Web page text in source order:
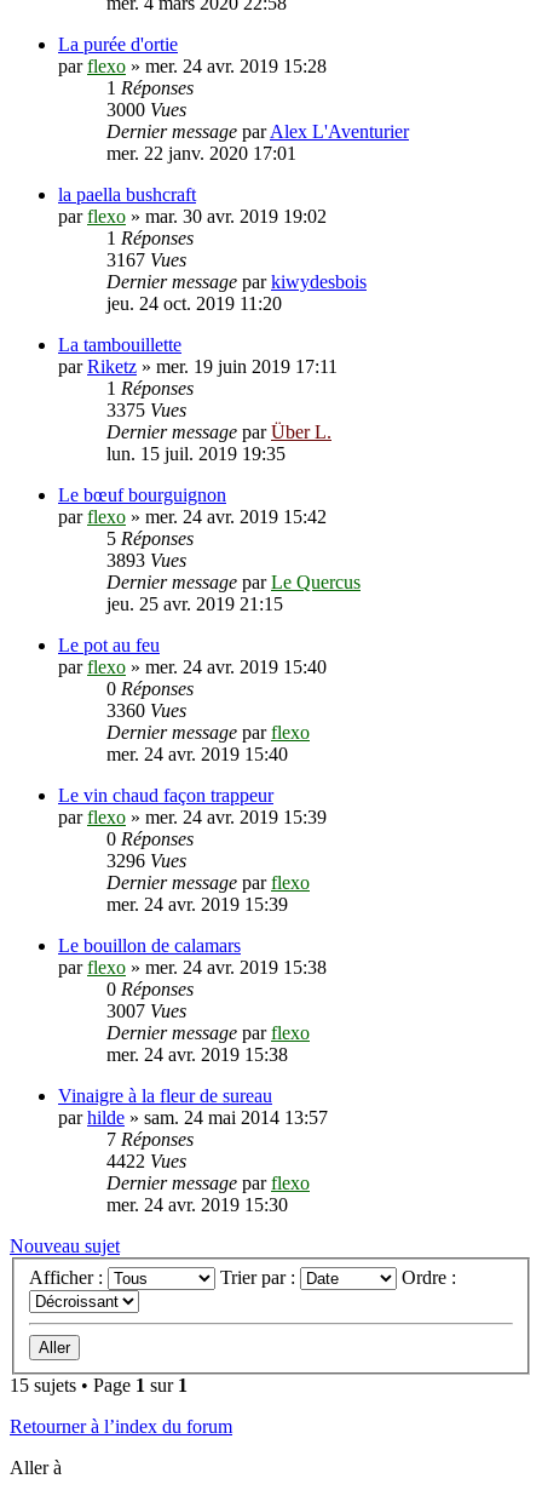
La purée d'ortie
parflexo » mer. 24 avr. 2019 15:28
1 Réponses
3000 Vues
Dernier message parAlex L'Aventurier
mer. 22 janv. 2020 17:01
la paella bushcraft
parflexo » mar. 30 avr. 2019 19:02
1 Réponses
3167 Vues
Dernier message parkiwydesbois
jeu. 24 oct. 2019 11:20
La tambouillette
parRiketz » mer. 19 juin 2019 17:11
1 Réponses
3375 Vues
Dernier message parÜber L.
lun. 15 juil. 2019 19:35
Le bœuf bourguignon
parflexo » mer. 24 avr. 2019 15:42
5 Réponses
3893 Vues
Dernier message parLe Quercus
jeu. 25 avr. 2019 21:15
Le pot au feu
parflexo » mer. 24 avr. 2019 15:40
0 Réponses
3360 Vues
Dernier message parflexo
mer. 24 avr. 2019 15:40
Le vin chaud façon trappeur
parflexo » mer. 24 avr. 2019 15:39
0 Réponses
3296 Vues
Dernier message parflexo
mer. 24 avr. 2019 15:39
Le bouillon de calamars
parflexo » mer. 24 avr. 2019 15:38
0 Réponses
3007 Vues
Dernier message parflexo
mer. 24 avr. 2019 15:38
Vinaigre à la fleur de sureau
parhilde » sam. 24 mai 2014 13:57
7 Réponses
4422 Vues
Dernier message parflexo
mer. 24 avr. 2019 15:30
Nouveau sujet
Afficher :
Trier par : Ordre :
15 sujets • Page 1 sur 1
Retourner à l’index du forum
Aller à